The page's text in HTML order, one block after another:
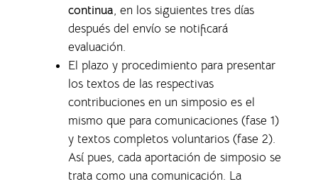
continua, en los siguientes tres días
después del envío se notificará
evaluación.
El plazo y procedimiento para presentar
los textos de las respectivas
contribuciones en un simposio es el
mismo que para comunicaciones (fase 1)
y textos completos voluntarios (fase 2).
Así pues, cada aportación de simposio se
trata como una comunicación. La